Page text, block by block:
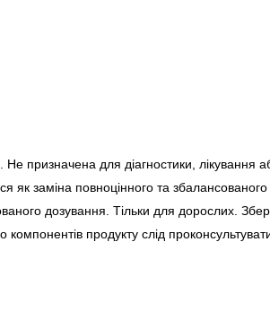
призначена для діагностики, лікування
як заміна повноцінного та збалансованого
дозування. Тільки для дорослих.
компонентів продукту слід